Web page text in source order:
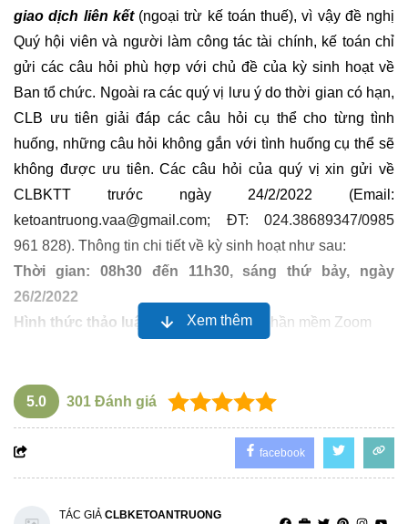
giao dịch liên kết(ngoại trừ kế toán thuế), vì vậy đề nghị
Quý hội viên và người làm công tác tài chính, kế toán chỉ
gửi các câu hỏi phù hợp với chủ đề của kỳ sinh hoạt về
Ban tổ chức. Ngoài ra các quý vị lưu ý do thời gian có hạn,
CLB ưu tiên giải đáp các câu hỏi cụ thể cho từng tình
huống, những câu hỏi không gắn với tình huống cụ thể sẽ
không được ưu tiên. Các câu hỏi của quý vị xin gửi về
CLBKTT trước ngày 24/2/2022 (Email:
ketoantruong.vaa@gmail.com; ĐT: 024.38689347/0985
961 828). Thông tin chi tiết về kỳ sinh hoạt như sau:
Thời gian: 08h30 đến 11h30, sáng thứ bảy, ngày
26/2/2022
Hình thức thảo luận trực tuyến: qua phần mềm Zoom
300.000đ/người đối với người tham dự chưa là hội viên
(TK chuyển tiền:Câu lạc bộ Kế toán trưởng toàn quốc; TK:
1460201023402, Ngân hàng Nông nghiệp và phát triển
nông thôn Việt Nam, Chi nhánh Nam Hà Nội)
Xem thêm
5.0 301 Đánh giá
facebook
TÁC GIẢ CLBKETOANTRUONG